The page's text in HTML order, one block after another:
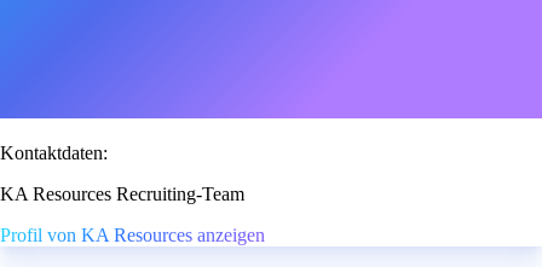
Kontaktdaten:
KA Resources Recruiting-Team
Profil von KA Resources anzeigen